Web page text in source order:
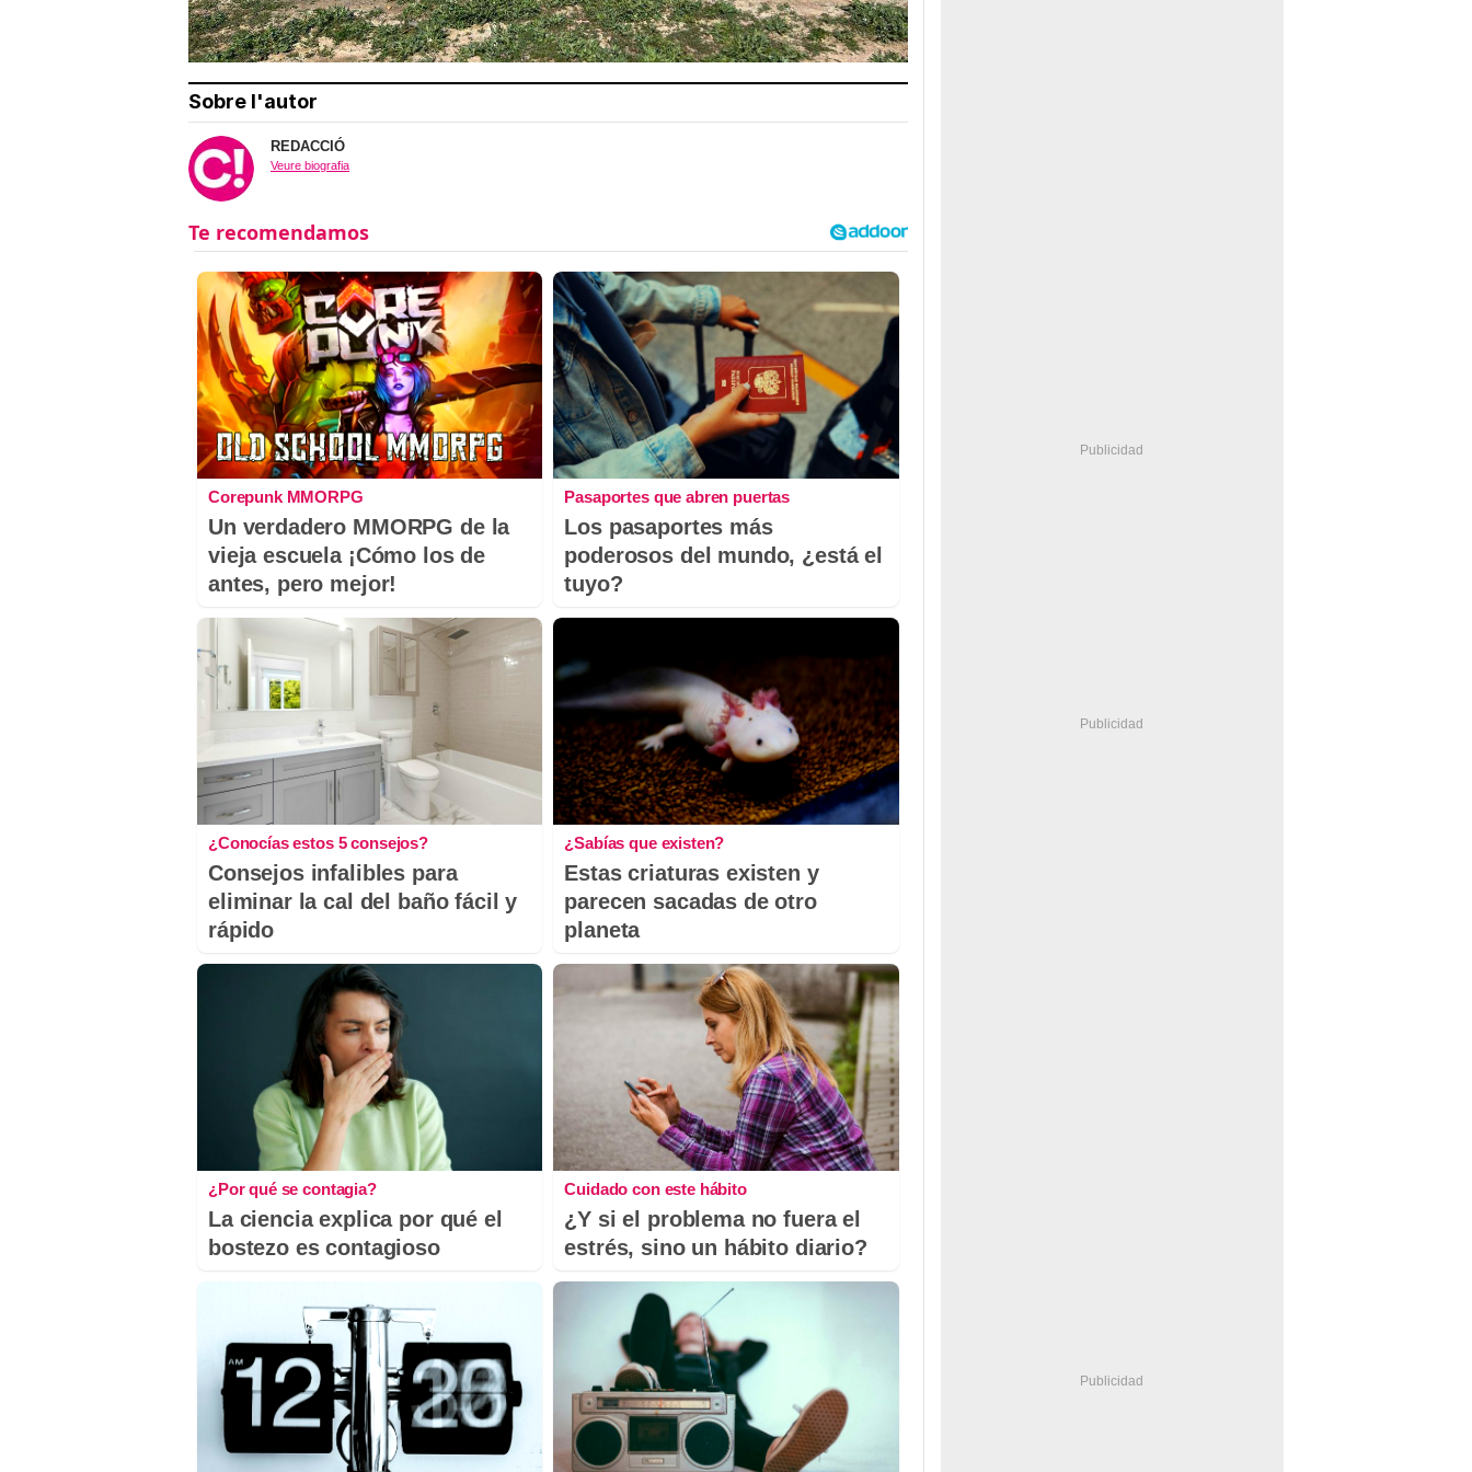
Sobre l'autor
REDACCIÓ
Veure biografia
Corepunk MMORPG
Un verdadero MMORPG de la
vieja escuela ¡Cómo los de
antes, pero mejor!
Pasaportes que abren puertas
Los pasaportes más
poderosos del mundo, ¿está el
tuyo?
¿Conocías estos 5 consejos?
Consejos infalibles para
eliminar la cal del baño fácil y
rápido
¿Sabías que existen?
Estas criaturas existen y
parecen sacadas de otro
planeta
¿Por qué se contagia?
La ciencia explica por qué el
bostezo es contagioso
Cuidado con este hábito
¿Y si el problema no fuera el
estrés, sino un hábito diario?